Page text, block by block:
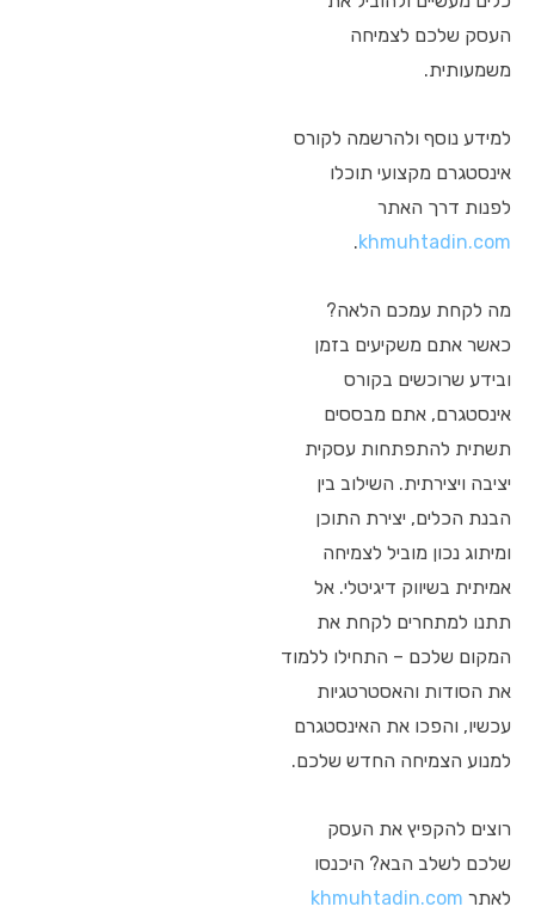
העסק שלכם לצמיחה
משמעותית.
למידע נוסף ולהרשמה לקורס
אינסטגרם מקצועי תוכלו
לפנות דרך האתר
khmuhtadin.com
.
מה לקחת עמכם הלאה?
כאשר אתם משקיעים בזמן
ובידע שרוכשים בקורס
אינסטגרם, אתם מבססים
תשתית להתפתחות עסקית
יציבה ויצירתית. השילוב בין
הבנת הכלים, יצירת התוכן
ומיתוג נכון מוביל לצמיחה
אמיתית בשיווק דיגיטלי. אל
תתנו למתחרים לקחת את
המקום שלכם – התחילו ללמוד
את הסודות והאסטרטגיות
עכשיו, והפכו את האינסטגרם
למנוע הצמיחה החדש שלכם.
רוצים להקפיץ את העסק
שלכם לשלב הבא? היכנסו
לאתר khmuhtadin.com